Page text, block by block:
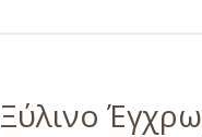
Ξύλινο